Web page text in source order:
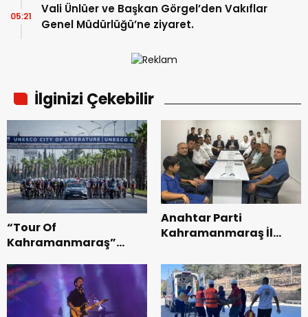
Vali Ünlüer ve Başkan Görgel’den Vakıflar
Genel Müdürlüğü’ne ziyaret.
05:21
İlginizi Çekebilir
“Tour Of
Kahramanmaraş”
Bisikleti Turnuvası
Tamamlandı.
Anahtar Parti
Kahramanmaraş İl
Teşkilatı ile buluştu.